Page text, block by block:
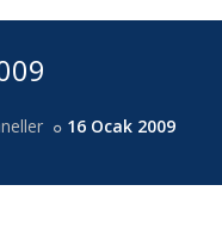
16 Ocak 2009